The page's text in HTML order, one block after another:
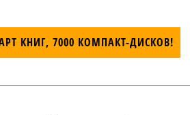
КНИГ, 7000 КОМПАКТ-ДИСКОВ!